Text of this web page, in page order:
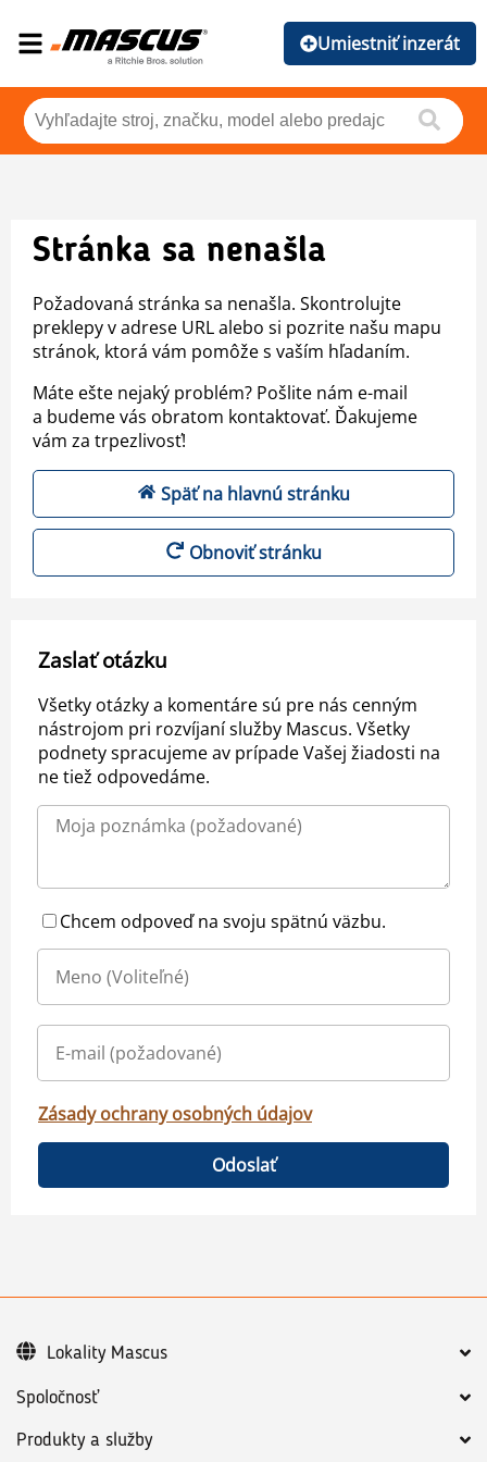
Umiestniť inzerát
Stránka sa nenašla
Požadovaná stránka sa nenašla. Skontrolujte
preklepy v adrese URL alebo si pozrite našu mapu
stránok, ktorá vám pomôže s vaším hľadaním.
Máte ešte nejaký problém? Pošlite nám e-mail
a budeme vás obratom kontaktovať. Ďakujeme
vám za trpezlivosť!
Späť na hlavnú stránku
Obnoviť stránku
Zaslať otázku
Všetky otázky a komentáre sú pre nás cenným
nástrojom pri rozvíjaní služby Mascus. Všetky
podnety spracujeme av prípade Vašej žiadosti na
ne tiež odpovedáme.
Chcem odpoveď na svoju spätnú väzbu.
Zásady ochrany osobných údajov
Odoslať
Spoločnosť
Produkty a služby
Lokality Mascus